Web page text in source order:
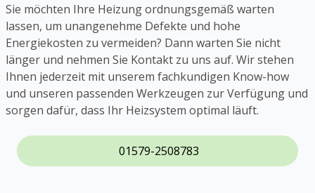
Sie möchten Ihre Heizung ordnungsgemäß warten
lassen, um unangenehme Defekte und hohe
Energiekosten zu vermeiden? Dann warten Sie nicht
länger und nehmen Sie Kontakt zu uns auf. Wir stehen
Ihnen jederzeit mit unserem fachkundigen Know-how
und unseren passenden Werkzeugen zur Verfügung und
sorgen dafür, dass Ihr Heizsystem optimal läuft.
01579-2508783